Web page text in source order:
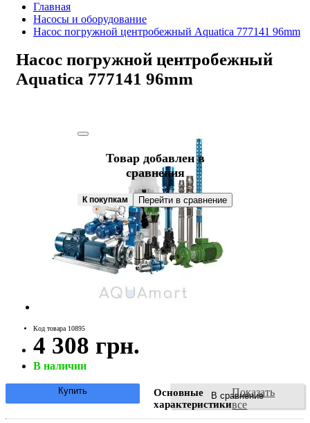
Главная
Насосы и оборудование
Насос погружной центробежный Aquatica 777141 96mm
Насос погружной центробежный
Aquatica 777141 96mm
Код товара 10895
4 308 грн.
В наличии
В сравнение
Купить
Основные
характеристики
Показать
все
Товар добавлен в
сравнения
К покупкам Перейти в сравнение